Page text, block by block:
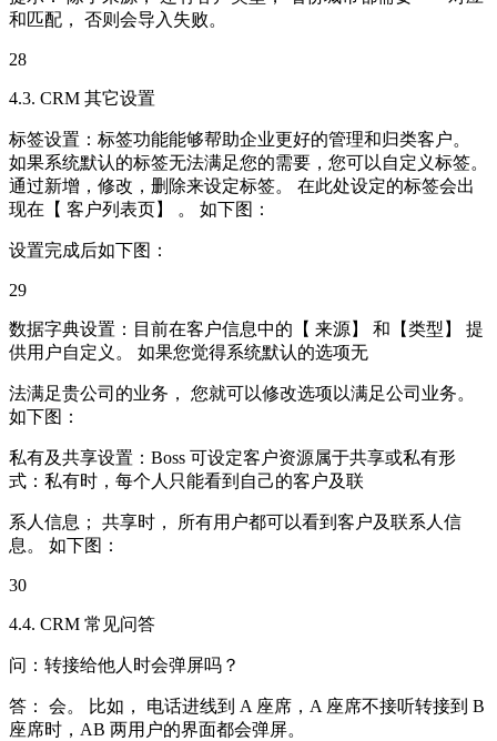
和匹配， 否则会导入失败。
28
4.3. CRM 其它设置
标签设置：标签功能能够帮助企业更好的管理和归类客户。
如果系统默认的标签无法满足您的需要，您可以自定义标签。
通过新增，修改，删除来设定标签。 在此处设定的标签会出
现在【 客户列表页】 。 如下图：
设置完成后如下图：
29
数据字典设置：目前在客户信息中的【 来源】 和【类型】 提
供用户自定义。 如果您觉得系统默认的选项无
法满足贵公司的业务， 您就可以修改选项以满足公司业务。
如下图：
私有及共享设置：Boss 可设定客户资源属于共享或私有形
式：私有时，每个人只能看到自己的客户及联
系人信息； 共享时， 所有用户都可以看到客户及联系人信
息。 如下图：
30
4.4. CRM 常见问答
问：转接给他人时会弹屏吗？
答： 会。 比如， 电话进线到 A 座席，A 座席不接听转接到 B
座席时，AB 两用户的界面都会弹屏。